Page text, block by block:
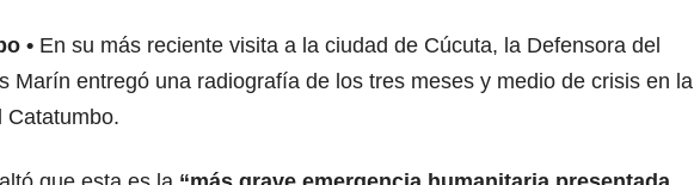
En su más reciente visita a la ciudad de Cúcuta, la Defensora del
Marín entregó una radiografía de los tres meses y medio de crisis en la
Catatumbo.